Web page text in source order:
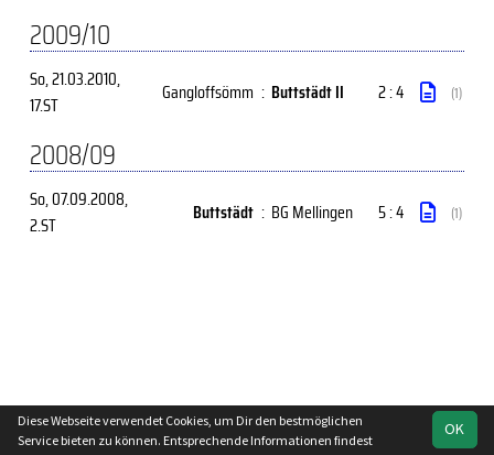
2009/10
So, 21.03.2010,
17.ST
Gangloffsömm : Buttstädt II 2 : 4 (1)
2008/09
So, 07.09.2008,
2.ST
Buttstädt : BG Mellingen 5 : 4 (1)
soccero.de OK
Diese Webseite verwendet Cookies, um Dir den bestmöglichen
Service bieten zu können. Entsprechende Informationen findest